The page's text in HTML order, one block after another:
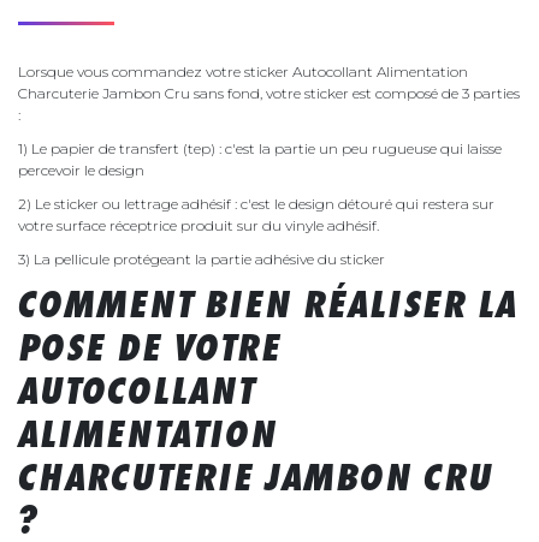
Lorsque vous commandez votre sticker Autocollant Alimentation
Charcuterie Jambon Cru sans fond, votre sticker est composé de 3 parties
:
1) Le papier de transfert (tep) : c'est la partie un peu rugueuse qui laisse
percevoir le design
2) Le sticker ou lettrage adhésif : c'est le design détouré qui restera sur
votre surface réceptrice produit sur du vinyle adhésif.
3) La pellicule protégeant la partie adhésive du sticker
COMMENT BIEN RÉALISER LA
POSE DE VOTRE
AUTOCOLLANT
ALIMENTATION
CHARCUTERIE JAMBON CRU
?